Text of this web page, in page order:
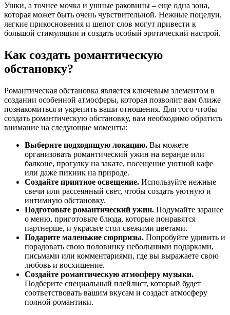
Ушки, а точнее мочка и ушные раковины – еще одна зона,
которая может быть очень чувствительной. Нежные поцелуи,
легкие прикосновения и шепот слов могут привести к
большой стимуляции и создать особый эротический настрой.
Как создать романтическую
обстановку?
Романтическая обстановка является ключевым элементом в
создании особенной атмосферы, которая позволит вам ближе
познакомиться и укрепить ваши отношения. Для того чтобы
создать романтическую обстановку, вам необходимо обратить
внимание на следующие моменты:
Выберите подходящую локацию. Вы можете
организовать романтический ужин на веранде или
балконе, прогулку на закате, посещение уютной кафе
или даже пикник на природе.
Создайте приятное освещение. Используйте нежные
свечи или рассеянный свет, чтобы создать уютную и
интимную обстановку.
Подготовьте романтический ужин. Подумайте заранее
о меню, приготовьте блюда, которые понравятся
партнерше, и украсьте стол свежими цветами.
Подарите маленькие сюрпризы. Попробуйте удивить и
порадовать свою половинку небольшими подарками,
письмами или комментариями, где вы выражаете свою
любовь и восхищение.
Создайте романтическую атмосферу музыки.
Подберите специальный плейлист, который будет
соответствовать вашим вкусам и создаст атмосферу
полной романтики.